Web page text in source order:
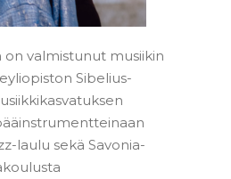
on valmistunut musiikin
Sibelius-
laulu sekä Savonia-